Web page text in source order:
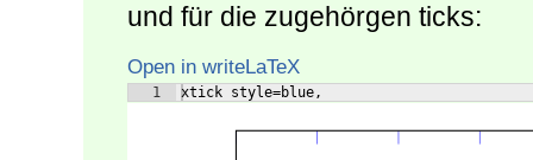
und für die zugehörgen ticks:
Open in writeLaTeX
1 xtick style=blue,